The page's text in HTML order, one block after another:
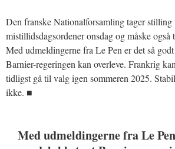
Den franske Nationalforsamling tager
mistillidsdagsordener onsdag og måske også
Med udmeldingerne fra Le Pen er det så
Barnier-regeringen kan overleve. Frankrig
tidligst gå til valg igen sommeren 2025.
ikke. ■
Med udmeldingerne fra Le